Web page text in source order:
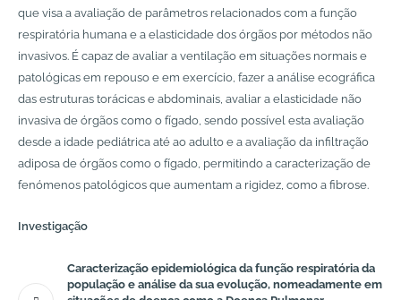
que visa a avaliação de parâmetros relacionados com a função
respiratória humana e a elasticidade dos órgãos por métodos não
invasivos. É capaz de avaliar a ventilação em situações normais e
patológicas em repouso e em exercício, fazer a análise ecográfica
das estruturas torácicas e abdominais, avaliar a elasticidade não
invasiva de órgãos como o fígado, sendo possível esta avaliação
desde a idade pediátrica até ao adulto e a avaliação da infiltração
adiposa de órgãos como o fígado, permitindo a caracterização de
fenómenos patológicos que aumentam a rigidez, como a fibrose.
Investigação
Caracterização epidemiológica da função respiratória da
população e análise da sua evolução, nomeadamente em